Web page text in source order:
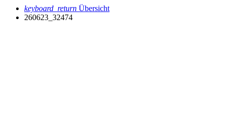
keyboard_return Übersicht
260623_32474